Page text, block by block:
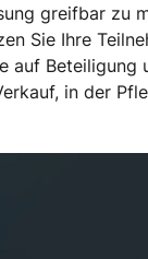
greifbar zu
Sie Ihre
auf
in der